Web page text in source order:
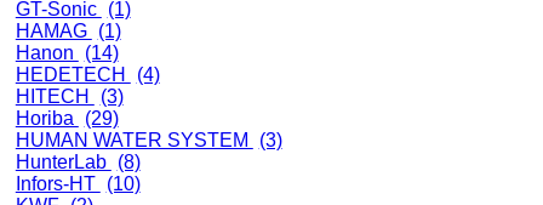
GT-Sonic (1)
HAMAG (1)
Hanon
(14)
HEDETECH
(4)
HITECH
(3)
Horiba
(29)
HUMAN WATER SYSTEM
(3)
HunterLab (8)
Infors-HT (10)